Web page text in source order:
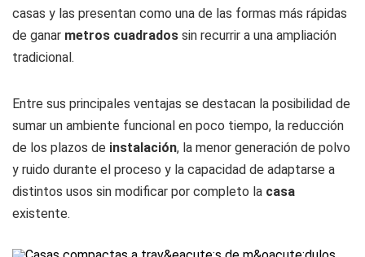
casas y las presentan como una de las formas más rápidas
de ganar metros cuadrados sin recurrir a una ampliación
tradicional.
Entre sus principales ventajas se destacan la posibilidad de
sumar un ambiente funcional en poco tiempo, la reducción
de los plazos de instalación, la menor generación de polvo
y ruido durante el proceso y la capacidad de adaptarse a
distintos usos sin modificar por completo la casa
existente.